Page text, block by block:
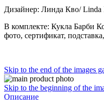
Дизайнер: Линда Кво/ Linda
В комплекте: Кукла Барби
фото, сертификат,
Skip to the end of the images
Skip to the beginning of the
Описание